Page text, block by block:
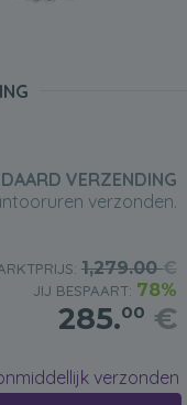
VERZENDING
verzonden.
1,279.00€
JIJ BESPAART: 78%
285.00 €
verzonden